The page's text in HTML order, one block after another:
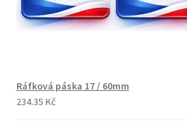
Ráfková páska 17 / 60mm
234.35 Kč